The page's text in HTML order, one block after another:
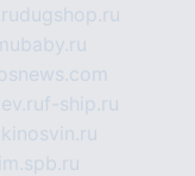
dugshop.ru
f-ship.ru
kinosvin.ru